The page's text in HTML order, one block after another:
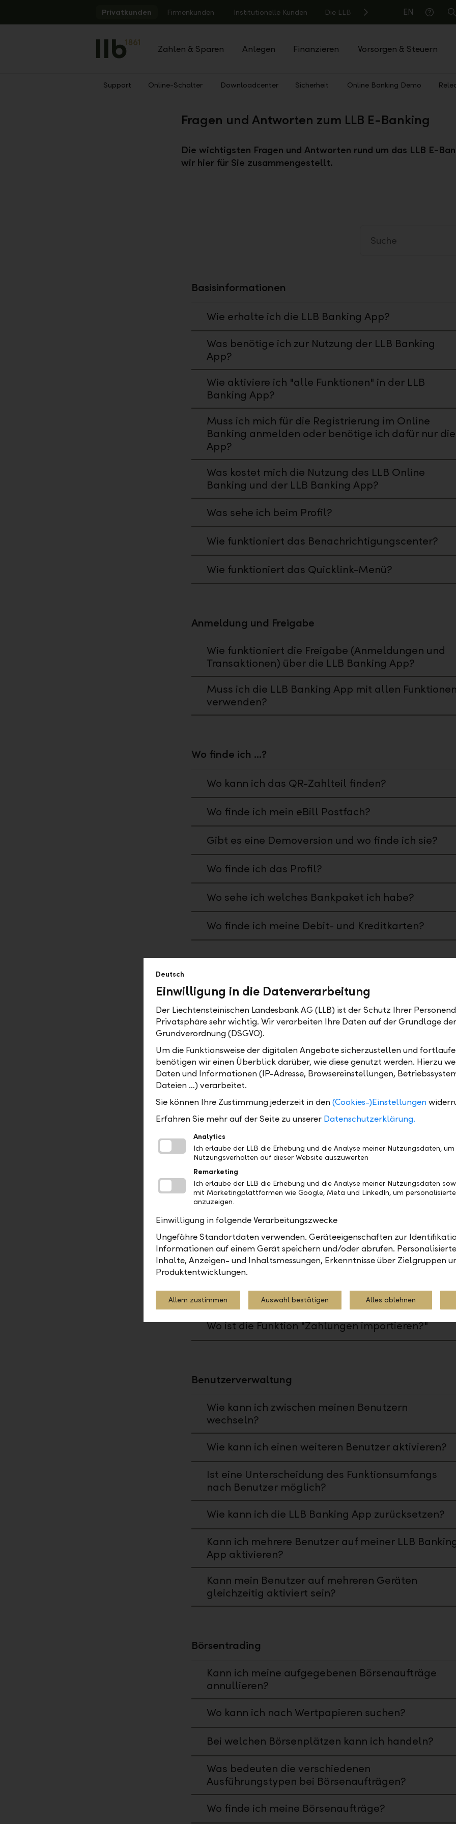
Privatkunden Firmenkunden Institutionelle Kunden Die LLB
EN
Hilfe
Zahlen & Sparen Anlegen Finanzieren Vorsorgen & Steuern
Support Online-Schalter Downloadcenter Sicherheit Online Banking Demo
Fragen und Antworten zum LLB E-Banking
Die wichtigsten Fragen und Antworten rund um das LLB E-
wir hier für Sie zusammengestellt.
Basisinformationen
Wie erhalte ich die LLB Banking App?
Was benötige ich zur Nutzung der LLB Banking
App?
Wie aktiviere ich "alle Funktionen" in der LLB
Banking App?
Muss ich mich für die Registrierung im Online
Banking anmelden oder benötige ich dafür nur die
App?
Was kostet mich die Nutzung des LLB Online
Banking und der LLB Banking App?
Was sehe ich beim Profil?
Wie funktioniert das Benachrichtigungscenter?
Wie funktioniert das Quicklink-Menü?
Anmeldung und Freigabe
Wie funktioniert die Freigabe (Anmeldungen und
Transaktionen) über die LLB Banking App?
Muss ich die LLB Banking App mit allen
verwenden?
Wo finde ich ...?
Wo kann ich das QR-Zahlteil finden?
Wo finde ich mein eBill Postfach?
Gibt es eine Demoversion und wo finde ich sie?
Wo finde ich das Profil?
Wo sehe ich welches Bankpaket ich habe?
Wo finde ich meine Debit- und Kreditkarten?
Bis wann muss ich eine Zahlung freigeben, damit
diese heute noch verarbeitet wird?
Wie kann ich eine bereits ausgeführte Zahlung
duplizieren?
Wie kann ich eine offene Zahlung bearbeiten?
Wie kann ich eine offene Zahlung löschen?
Wo finde ich meine Daueraufträge?
Daueraufträge finden Sie unter "Aufträge" >
Zusätzlich zu den von Ihnen erstellten Daueraufträgen
werden auch diejenigen angezeigt, die von der LLB
werden.
Wie kann ich einen Dauerauftrag bearbeiten?
Wie kann ich einen Dauerauftrag löschen?
Wo ist die Funktion "Zahlungen importieren?"
Benutzerverwaltung
Wie kann ich zwischen meinen Benutzern
wechseln?
Wie kann ich einen weiteren Benutzer aktivieren?
Ist eine Unterscheidung des Funktionsumfangs
nach Benutzer möglich?
Wie kann ich die LLB Banking App zurücksetzen?
Kann ich mehrere Benutzer auf meiner LLB
App aktivieren?
Kann mein Benutzer auf mehreren Geräten
gleichzeitig aktiviert sein?
Börsentrading
Kann ich meine aufgegebenen Börsenaufträge
annullieren?
Wo kann ich nach Wertpapieren suchen?
Bei welchen Börsenplätzen kann ich handeln?
Was bedeuten die verschiedenen
Ausführungstypen bei Börsenaufträgen?
Wo finde ich meine Börsenaufträge?
Deutsch
Einwilligung in die Datenverarbeitung
Der Liechtensteinischen Landesbank AG (LLB) ist der Schutz Ihrer
Privatsphäre sehr wichtig. Wir verarbeiten Ihre Daten auf der Grundlage
Grundverordnung (DSGVO).
Um die Funktionsweise der digitalen Angebote sicherzustellen und
benötigen wir einen Überblick darüber, wie diese genutzt werden. Hierzu
Daten und Informationen (IP-Adresse, Browsereinstellungen,
Dateien …) verarbeitet.
Sie können Ihre Zustimmung jederzeit in den(Cookies-)Einstellungen
Erfahren Sie mehr auf der Seite zu unserer Datenschutzerklärung.
Analytics
Ich erlaube der LLB die Erhebung und die Analyse meiner Nutzungsdaten,
Nutzungsverhalten auf dieser Website auszuwerten
Remarketing
Ich erlaube der LLB die Erhebung und die Analyse meiner Nutzungsdaten
mit Marketingplattformen wie Google, Meta und LinkedIn, um
anzuzeigen.
Einwilligung in folgende Verarbeitungszwecke
Ungefähre Standortdaten verwenden. Geräteeigenschaften zur
Informationen auf einem Gerät speichern und/oder abrufen.
Inhalte, Anzeigen- und Inhaltsmessungen, Erkenntnisse über Zielgruppen
Produktentwicklungen.
Allem zustimmen Auswahl bestätigen Alles ablehnen